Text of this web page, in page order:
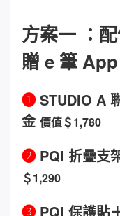
方案一 ：
贈 e 筆
❶STUDIO A
金 價值＄1,780
❷PQI 折疊支
＄1,290
❸PQI 保護貼